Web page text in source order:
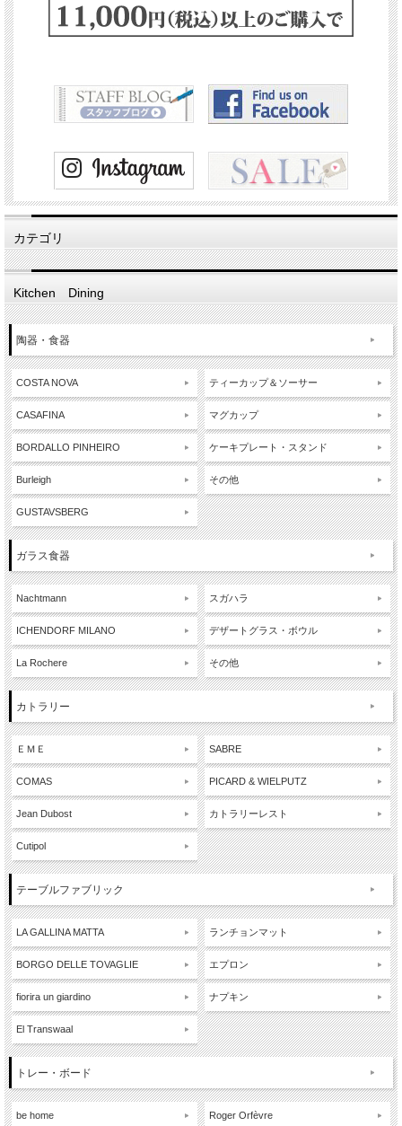
カテゴリ
Kitchen Dining
陶器・食器
COSTA NOVA
CASAFINA
BORDALLO PINHEIRO
Burleigh
GUSTAVSBERG
ティーカップ＆ソーサー
マグカップ
ケーキプレート・スタンド
その他
ガラス食器
Nachtmann
ICHENDORF MILANO
La Rochere
スガハラ
デザートグラス・ボウル
その他
カトラリー
ＥＭＥ
COMAS
Jean Dubost
Cutipol
SABRE
PICARD & WIELPUTZ
カトラリーレスト
テーブルファブリック
LA GALLINA MATTA
BORGO DELLE TOVAGLIE
fiorira un giardino
El Transwaal
ランチョンマット
エプロン
ナプキン
トレー・ボード
be home Roger Orfèvre